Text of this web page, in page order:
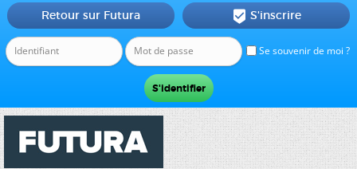
Se souvenir de moi ?
Retour sur Futura  S'inscrire